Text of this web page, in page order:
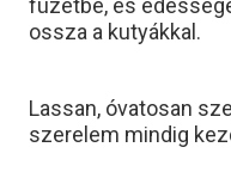
füzetbe, és
ossza a kutyákkal.
Lassan, óvatosan
szerelem mindig